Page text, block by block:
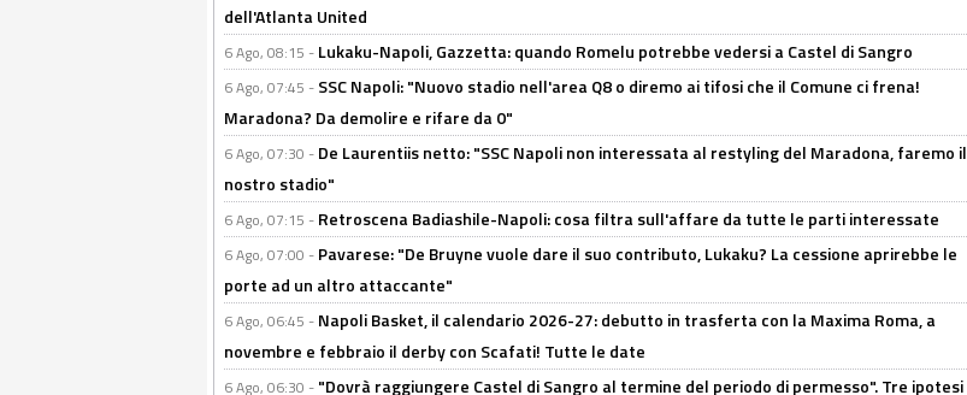
dell'Atlanta United
6 Ago, 08:15 - Lukaku-Napoli, Gazzetta: quando Romelu potrebbe vedersi a Castel di Sangro
6 Ago, 07:45 - SSC Napoli: "Nuovo stadio nell'area Q8 o diremo ai tifosi che il Comune ci frena!
Maradona? Da demolire e rifare da 0"
6 Ago, 07:30 - De Laurentiis netto: "SSC Napoli non interessata al restyling del Maradona, faremo il
nostro stadio"
6 Ago, 07:15 - Retroscena Badiashile-Napoli: cosa filtra sull'affare da tutte le parti interessate
6 Ago, 07:00 - Pavarese: "De Bruyne vuole dare il suo contributo, Lukaku? La cessione aprirebbe le
porte ad un altro attaccante"
6 Ago, 06:45 - Napoli Basket, il calendario 2026-27: debutto in trasferta con la Maxima Roma, a
novembre e febbraio il derby con Scafati! Tutte le date
6 Ago, 06:30 - "Dovrà raggiungere Castel di Sangro al termine del periodo di permesso". Tre ipotesi